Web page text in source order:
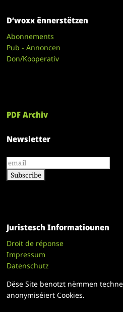
D’woxx ënnerstëtzen
Abonnements
Pub - Annoncen
Don/Kooperativ
PDF Archiv
Newsletter
Juristesch Informatiounen
Droit de réponse
Impressum
Datenschutz
Dëse Site benotzt nëmmen
anonymiséiert Cookies.